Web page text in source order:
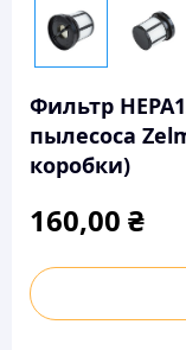
Фильтр
пылесоса
коробки)
160,00 ₴
Фильтр
HEPA12